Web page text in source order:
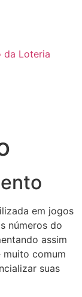
da Loteria
em jogos
números do
assim
muito comum
suas